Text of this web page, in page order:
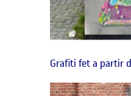
Grafiti fet a partir